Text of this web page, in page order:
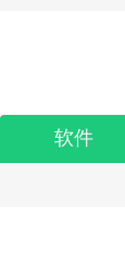
软件